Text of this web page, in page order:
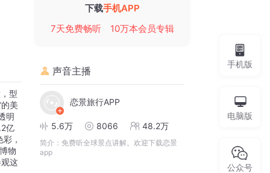
型
美
明
亿
，
物
这
下载手机APP
7天免费畅听
10万本会员专辑
声音主播
恋景旅行APP
5.6万 8066 48.2万
简介： 免费听全球景点讲解。欢迎下载恋景
app
手机版
电脑版
公众号